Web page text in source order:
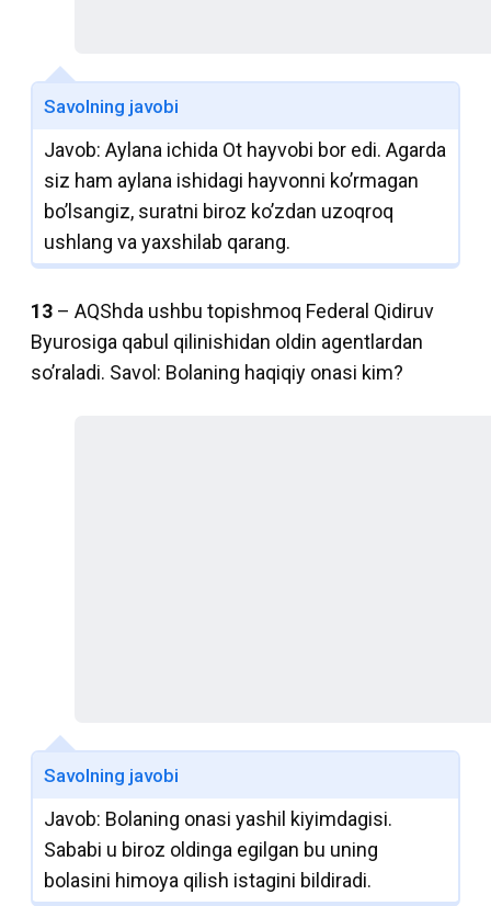
Savolning javobi
Javob: Aylana ichida Ot hayvobi bor edi. Agarda
siz ham aylana ishidagi hayvonni ko’rmagan
bo’lsangiz, suratni biroz ko’zdan uzoqroq
ushlang va yaxshilab qarang.
13 – AQShda ushbu topishmoq Federal Qidiruv
Byurosiga qabul qilinishidan oldin agentlardan
so’raladi. Savol: Bolaning haqiqiy onasi kim?
Savolning javobi
Javob: Bolaning onasi yashil kiyimdagisi.
Sababi u biroz oldinga egilgan bu uning
bolasini himoya qilish istagini bildiradi.